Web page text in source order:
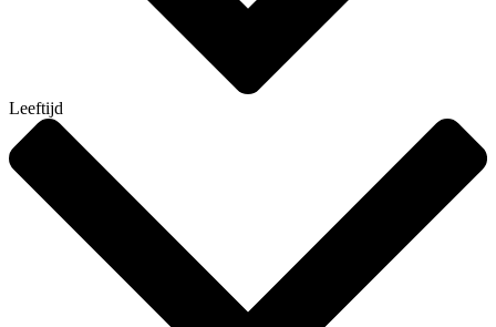
Leeftijd